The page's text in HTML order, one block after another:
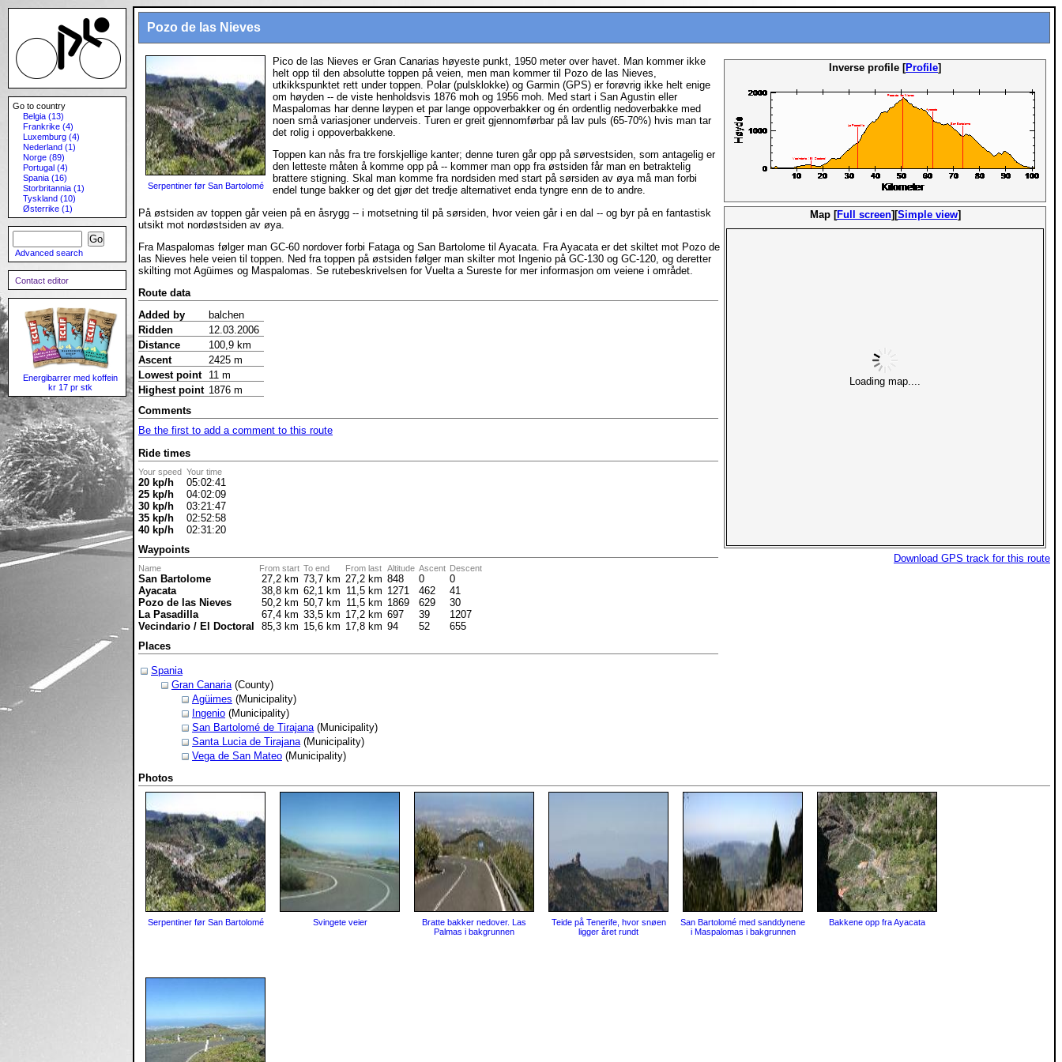
Pozo de las Nieves
Inverse profile [Profile]
Map [Full screen][Simple view]
Loading map....
Download GPS track for this route
Serpentiner før San Bartolomé
Pico de las Nieves er Gran Canarias høyeste punkt, 1950 meter over havet. Man kommer ikke
helt opp til den absolutte toppen på veien, men man kommer til Pozo de las Nieves,
utkikkspunktet rett under toppen. Polar (pulsklokke) og Garmin (GPS) er forøvrig ikke helt enige
om høyden -- de viste henholdsvis 1876 moh og 1956 moh. Med start i San Agustin eller
Maspalomas har denne løypen et par lange oppoverbakker og én ordentlig nedoverbakke med
noen små variasjoner underveis. Turen er greit gjennomførbar på lav puls (65-70%) hvis man tar
det rolig i oppoverbakkene.
Toppen kan nås fra tre forskjellige kanter; denne turen går opp på sørvestsiden, som antagelig er
den letteste måten å komme opp på -- kommer man opp fra østsiden får man en betraktelig
brattere stigning. Skal man komme fra nordsiden med start på sørsiden av øya må man forbi
endel tunge bakker og det gjør det tredje alternativet enda tyngre enn de to andre.
På østsiden av toppen går veien på en åsrygg -- i motsetning til på sørsiden, hvor veien går i en dal -- og byr på en fantastisk
utsikt mot nordøstsiden av øya.
Fra Maspalomas følger man GC-60 nordover forbi Fataga og San Bartolome til Ayacata. Fra Ayacata er det skiltet mot Pozo de
las Nieves hele veien til toppen. Ned fra toppen på østsiden følger man skilter mot Ingenio på GC-130 og GC-120, og deretter
skilting mot Agüimes og Maspalomas. Se rutebeskrivelsen for Vuelta a Sureste for mer informasjon om veiene i området.
Route data
Added by
balchen
Ridden
12.03.2006
Distance
100,9 km
Ascent
2425 m
Lowest point
11 m
Highest point 1876 m
Comments
Be the first to add a comment to this route
Ride times
Your speed Your time
20 kp/h
05:02:41
25 kp/h
04:02:09
30 kp/h
03:21:47
35 kp/h
02:52:58
40 kp/h
02:31:20
Waypoints
Name From start To end From last Altitude Ascent Descent
San Bartolome 27,2 km 73,7 km 27,2 km 848 0
0
Ayacata
38,8 km 62,1 km 11,5 km 1271 462
41
Pozo de las Nieves
50,2 km 50,7 km 11,5 km 1869 629
30
La Pasadilla
67,4 km 33,5 km 17,2 km 697 39
1207
Vecindario / El Doctoral
85,3 km 15,6 km 17,8 km 94 52
655
Places
Spania
Gran Canaria (County)
Agüimes (Municipality)
Ingenio (Municipality)
San Bartolomé de Tirajana (Municipality)
Santa Lucia de Tirajana (Municipality)
Vega de San Mateo (Municipality)
Photos
Serpentiner før San Bartolomé Svingete veier
Bratte bakker nedover. Las
Palmas i bakgrunnen
Teide på Tenerife, hvor snøen
ligger året rundt
San Bartolomé med sanddynene
i Maspalomas i bakgrunnen
Bakkene opp fra Ayacata
Go to country
Belgia (13)
Frankrike (4)
Luxemburg (4)
Nederland (1)
Norge (89)
Portugal (4)
Spania (16)
Storbritannia (1)
Tyskland (10)
Østerrike (1)
Advanced search
Contact editor
Energibarrer med koffein
kr 17 pr stk